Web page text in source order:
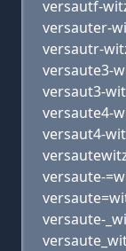
versautf-
versauter-
versautr-
versaute3-
versaut3-
versaute4-
versaut4-
versaute-
versaute-